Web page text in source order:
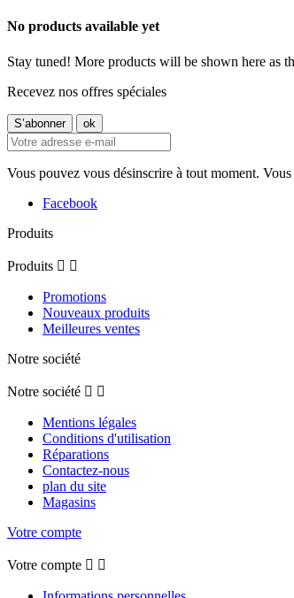
No products available yet
Stay tuned! More products will be shown here as
Recevez nos offres spéciales
Vous pouvez vous désinscrire à tout moment.
Facebook
Produits
Produits  
Promotions
Nouveaux produits
Meilleures ventes
Notre société
Notre société  
Mentions légales
Conditions d'utilisation
Réparations
Contactez-nous
plan du site
Magasins
Votre compte
Votre compte  